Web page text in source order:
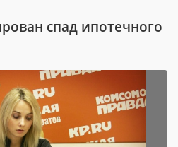
спад ипотечного